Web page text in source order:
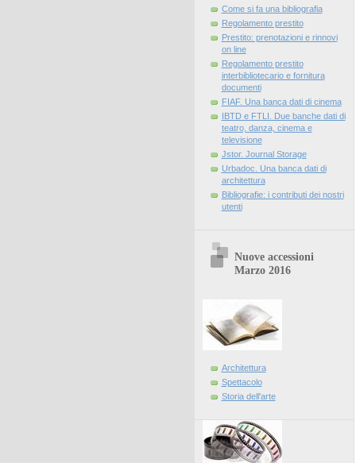
Come si fa una bibliografia
Regolamento prestito
Prestito: prenotazioni e rinnovi
on line
Regolamento prestito
interbibliotecario e fornitura
documenti
FIAF. Una banca dati di cinema
IBTD e FTLI. Due banche dati di
teatro, danza, cinema e
televisione
Jstor. Journal Storage
Urbadoc. Una banca dati di
architettura
Bibliografie: i contributi dei nostri
utenti
Nuove accessioni
Marzo 2016
Architettura
Spettacolo
Storia dell'arte